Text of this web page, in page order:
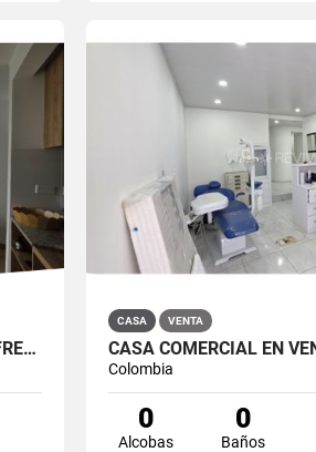
APARTAMENTO EN VENTA ZIPAQUIRÁ FRENTE A LA UNIMINUTO
CASA VENTA
Colombia
0
Alcobas
0
Baños